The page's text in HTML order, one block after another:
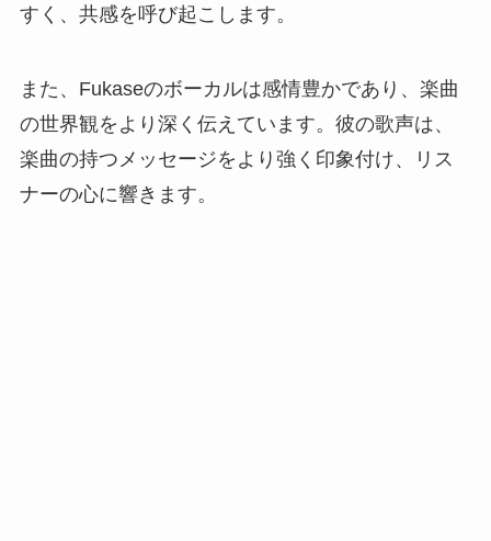
すく、共感を呼び起こします。
また、Fukaseのボーカルは感情豊かであり、楽曲
の世界観をより深く伝えています。彼の歌声は、
楽曲の持つメッセージをより強く印象付け、リス
ナーの心に響きます。